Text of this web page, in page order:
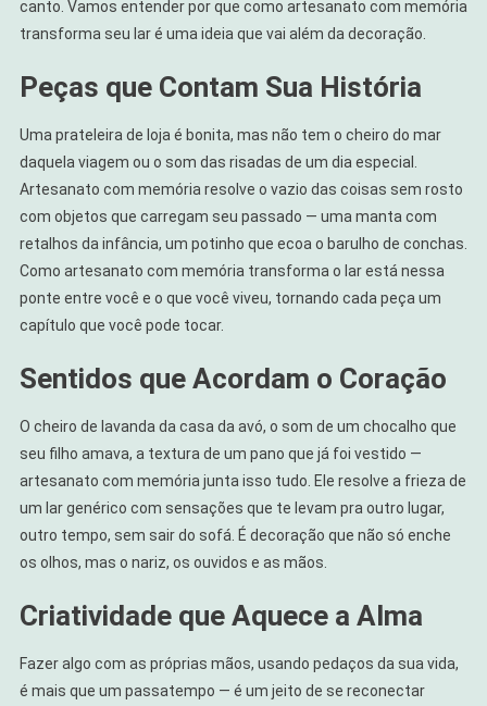
canto. Vamos entender por que como artesanato com memória
transforma seu lar é uma ideia que vai além da decoração.
Peças que Contam Sua História
Uma prateleira de loja é bonita, mas não tem o cheiro do mar
daquela viagem ou o som das risadas de um dia especial.
Artesanato com memória resolve o vazio das coisas sem rosto
com objetos que carregam seu passado — uma manta com
retalhos da infância, um potinho que ecoa o barulho de conchas.
Como artesanato com memória transforma o lar está nessa
ponte entre você e o que você viveu, tornando cada peça um
capítulo que você pode tocar.
Sentidos que Acordam o Coração
O cheiro de lavanda da casa da avó, o som de um chocalho que
seu filho amava, a textura de um pano que já foi vestido —
artesanato com memória junta isso tudo. Ele resolve a frieza de
um lar genérico com sensações que te levam pra outro lugar,
outro tempo, sem sair do sofá. É decoração que não só enche
os olhos, mas o nariz, os ouvidos e as mãos.
Criatividade que Aquece a Alma
Fazer algo com as próprias mãos, usando pedaços da sua vida,
é mais que um passatempo — é um jeito de se reconectar